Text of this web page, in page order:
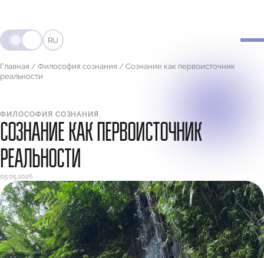
RU
Главная / Философия сознания / Сознание как первоисточник
реальности
ФИЛОСОФИЯ СОЗНАНИЯ
СОЗНАНИЕ КАК ПЕРВОИСТОЧНИК
РЕАЛЬНОСТИ
05.05.2026